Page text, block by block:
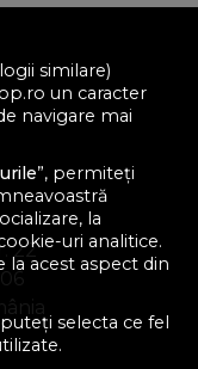
similare)
un caracter
navigare mai
”, permiteți
la
uri analitice.
la acest aspect din
selecta ce fel
22